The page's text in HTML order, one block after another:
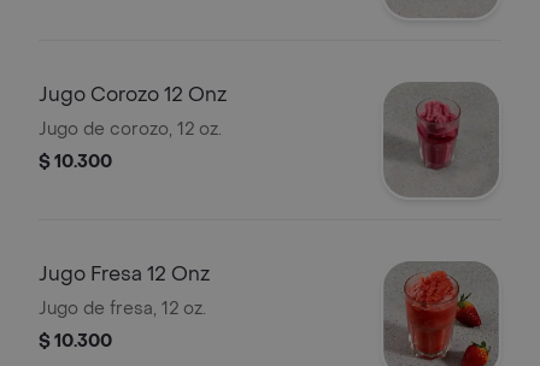
Jugo Corozo 12 Onz
Jugo de corozo, 12 oz.
$ 10.300
Jugo Fresa 12 Onz
Jugo de fresa, 12 oz.
$ 10.300